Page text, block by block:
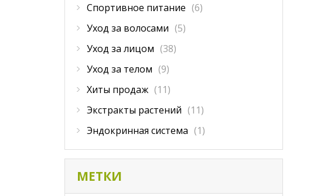
Спортивное питание (6)
Уход за волосами (5)
Уход за лицом (38)
Уход за телом (9)
Хиты продаж (11)
Экстракты растений (11)
Эндокринная система (1)
МЕТКИ